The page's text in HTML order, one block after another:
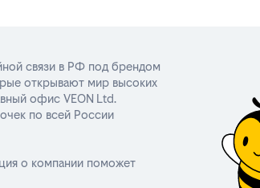
связи в РФ под брендом
открывают мир высоких
офис VEON Ltd.
по всей России
о компании поможет